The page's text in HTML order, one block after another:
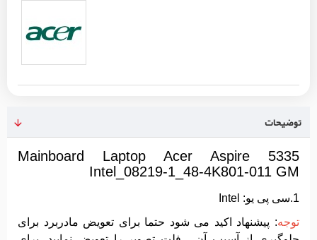
توضیحات
Mainboard Laptop Acer Aspire 5335
Intel_08219-1_48-4K801-011 GM
1.سی پی یو: Intel
توجه: پیشنهاد اکید می شود حتما برای تعویض مادربرد برای